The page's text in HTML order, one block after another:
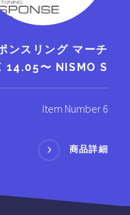
ンスリング マーチ
14.05〜 NISMO S
Item Number 6
商品詳細